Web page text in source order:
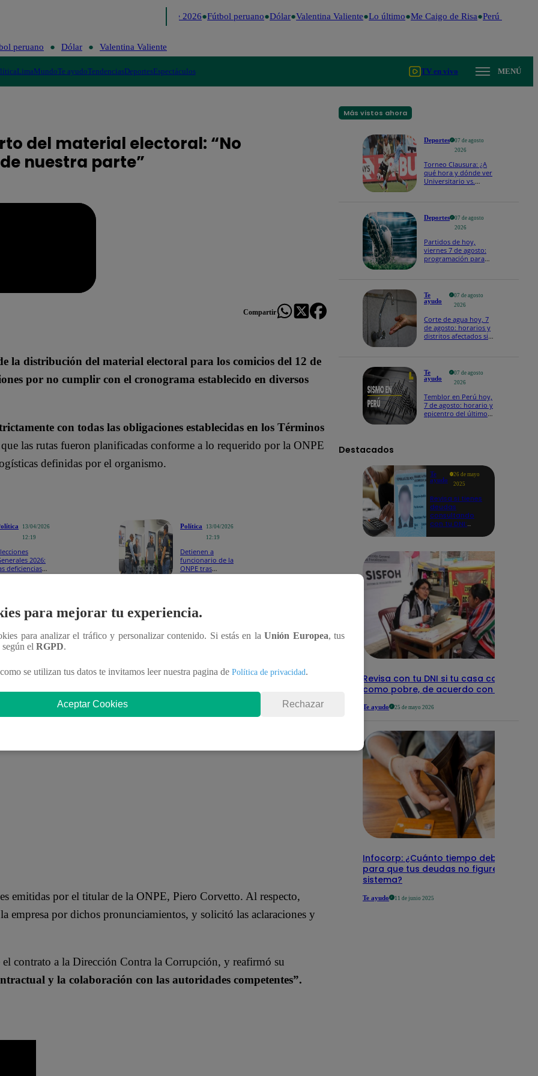
Perú Decide 2026 Fútbol peruano Dólar Valentina Valiente Lo último Me Caigo de Risa Perú Decide
peruano Dólar Valentina Valiente
LimaMundoTe ayudoTendenciasDeportesEspectáculos TV en vivo MENÚ
del material electoral: “No
nuestra parte”
Compartir
la distribución del material electoral para los comicios del 12 de
por no cumplir con el cronograma establecido en diversos
con todas las obligaciones establecidas en los Términos
las rutas fueron planificadas conforme a lo requerido por la ONPE
definidas por el organismo.
13/04/2026
12:19
2026:
deficiencias
electoral
Política
13/04/2026
12:19
Detienen a
funcionario de la
ONPE tras
demoras en la
unidades, mencionó que“no responden a incumplimientos
ajenos a nuestra responsabilidad operativa”.
emitidas por el titular de la ONPE, Piero Corvetto. Al respecto,
empresa por dichos pronunciamientos, y solicitó las aclaraciones y
contrato a la Dirección Contra la Corrupción, y reafirmó su
y la colaboración con las autoridades competentes”.
Más vistos ahora
Deportes
07 de agosto
2026
Torneo Clausura: ¿A
qué hora y dónde ver
Universitario vs.
Deportes
07 de agosto
2026
Partidos de hoy,
viernes 7 de agosto:
programación para
Te
ayudo
07 de agosto
2026
Corte de agua hoy, 7
de agosto: horarios y
distritos afectados sin
Te
ayudo
07 de agosto
2026
Temblor en Perú hoy,
7 de agosto: horario y
epicentro del último
Destacados
Te
ayudo
26 de mayo
2025
Revisa si tienes
deudas
consultando
con tu DNI:
detalles
Revisa con tu DNI si tu casa califica
como pobre, de acuerdo con el Sisfoh
Te ayudo 25 de mayo 2026
Infocorp: ¿Cuánto tiempo debe pasar
para que tus deudas no figuren en su
sistema?
Te ayudo 11 de junio 2025
para mejorar tu experiencia.
para analizar el tráfico y personalizar contenido. Si estás en laUnión Europea, tus
según el RGPD.
se utilizan tus datos te invitamos leer nuestra pagina de Política de privacidad.
Aceptar Cookies Rechazar